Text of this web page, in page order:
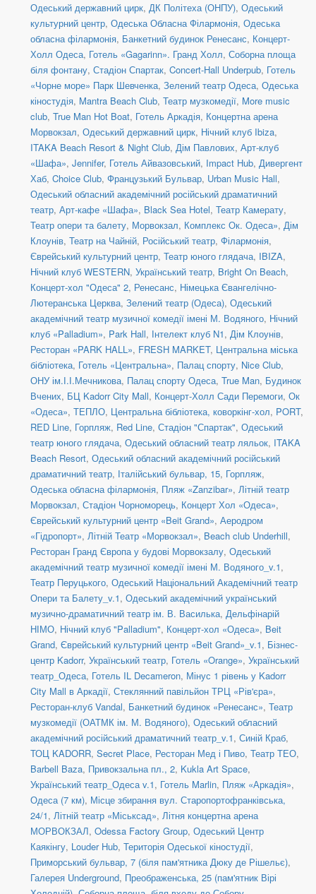
Одеський державний цирк, ДК Політеха (ОНПУ), Одеський
культурний центр, Одеська Обласна Філармонія, Одеська
обласна філармонія, Банкетний будинок Ренесанс, Концерт-
Холл Одеса, Готель «Gagarinn». Гранд Холл, Соборна площа
біля фонтану, Стадіон Спартак, Concert-Hall Underpub, Готель
«Чорне море» Парк Шевченка, Зелений театр Одеса, Одеська
кіностудія, Mantra Beach Club, Театр музкомедії, More music
club, True Man Hot Boat, Готель Аркадія, Концертна арена
Морвокзал, Одеський державний цирк, Нічний клуб Ibiza,
ITAKA Beach Resort & Night Club, Дім Павлових, Арт-клуб
«Шафа», Jennifer, Готель Айвазовський, Impact Hub, Дивергент
Хаб, Choice Club, Французький Бульвар, Urban Music Hall,
Одеський обласний академічний російський драматичний
театр, Арт-кафе «Шафа», Black Sea Hotel, Театр Камерату,
Театр опери та балету, Морвокзал, Комплекс Ок. Одеса», Дім
Клоунів, Театр на Чайній, Російський театр, Філармонія,
Єврейський культурний центр, Театр юного глядача, IBIZA,
Нічний клуб WESTERN, Український театр, Bright On Beach,
Концерт-хол "Одеса" 2, Ренесанс, Німецька Євангелічно-
Лютеранська Церква, Зелений театр (Одеса), Одеський
академічний театр музичної комедії імені М. Водяного, Нічний
клуб «Palladium», Park Hall, Інтелект клуб N1, Дім Клоунів,
Ресторан «PARK HALL», FRESH MARKET, Центральна міська
бібліотека, Готель «Центральна», Палац спорту, Nice Club,
ОНУ ім.І.І.Мечникова, Палац спорту Одеса, True Man, Будинок
Вчених, БЦ Kadorr City Mall, Концерт-Холл Сади Перемоги, Ок
«Одеса», ТЕПЛО, Центральна бібліотека, коворкінг-хол, PORT,
RED Line, Горпляж, Red Line, Стадіон "Спартак", Одеський
театр юного глядача, Одеський обласний театр ляльок, ITAKA
Beach Resort, Одеський обласний академічний російський
драматичний театр, Італійський бульвар, 15, Горпляж,
Одеська обласна філармонія, Пляж «Zanzibar», Літній театр
Морвокзал, Стадіон Чорноморець, Концерт Хол «Одеса»,
Єврейський культурний центр «Beit Grand», Аеродром
«Гідропорт», Літній Театр «Морвокзал», Beach club Underhill,
Ресторан Гранд Європа у будові Морвокзалу, Одеський
академічний театр музичної комедії імені М. Водяного_v.1,
Театр Перуцького, Одеський Національний Академічний театр
Опери та Балету_v.1, Одеський академічний український
музично-драматичний театр ім. В. Василька, Дельфінарій
НІМО, Нічний клуб "Palladium", Концерт-хол «Одеса», Beit
Grand, Єврейський культурний центр «Beit Grand»_v.1, Бізнес-
центр Kadorr, Український театр, Готель «Orange», Український
театр_Одеса, Готель IL Decameron, Мінус 1 рівень у Kadorr
City Mall в Аркадії, Стеклянний павільйон ТРЦ «Рів'єра»,
Ресторан-клуб Vandal, Банкетний будинок «Ренесанс», Театр
музкомедії (ОАТМК ім. М. Водяного), Одеський обласний
академічний російський драматичний театр_v.1, Синій Краб,
ТОЦ KADORR, Secret Place, Ресторан Мед і Пиво, Театр ТЕО,
Barbell Baza, Привокзальна пл., 2, Kukla Art Space,
Український театр_Одеса v.1, Готель Marlin, Пляж «Аркадія»,
Одеса (7 км), Місце збирання вул. Старопортофранківська,
24/1, Літній театр «Міськсад», Літня концертна арена
МОРВОКЗАЛ, Odessa Factory Group, Одеський Центр
Каякінгу, Louder Hub, Територія Одеської кіностудії,
Приморський бульвар, 7 (біля пам'ятника Дюку де Рішельє),
Галерея Underground, Преображенська, 25 (пам'ятник Вірі